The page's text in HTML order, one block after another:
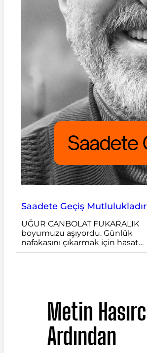
Saadete Geçiş Mutlulukladır
UĞUR CANBOLAT FUKARALIK
boyumuzu aşıyordu. Günlük
nafakasını çıkarmak için hasat…